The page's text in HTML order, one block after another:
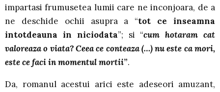
impartasi frumusetea lumii care ne inconjoara, de a
ne deschide ochii asupra a “tot ce inseamna
intotdeauna in niciodata”; si “cum hotaram cat
valoreaza o viata? Ceea ce conteaza (…) nu este ca mori,
este ce faci in momentul mortii”.
Da, romanul acestui arici este adeseori amuzant,